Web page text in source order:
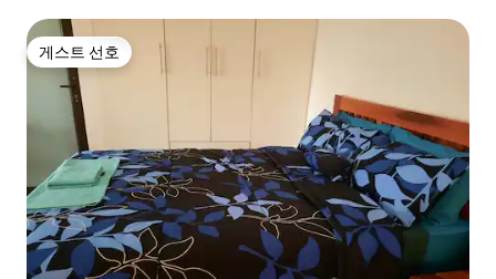
게스트 선호
게스트 선호